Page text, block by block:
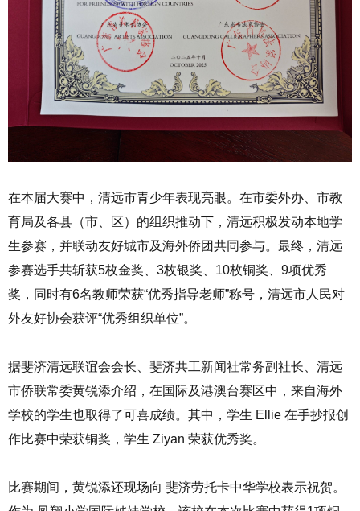
在本届大赛中，清远市青少年表现亮眼。在市委外办、市教
育局及各县（市、区）的组织推动下，清远积极发动本地学
生参赛，并联动友好城市及海外侨团共同参与。最终，清远
参赛选手共斩获5枚金奖、3枚银奖、10枚铜奖、9项优秀
奖，同时有6名教师荣获“优秀指导老师”称号，清远市人民对
外友好协会获评“优秀组织单位”。
据斐济清远联谊会会长、斐济共工新闻社常务副社长、清远
市侨联常委黄锐添介绍，在国际及港澳台赛区中，来自海外
学校的学生也取得了可喜成绩。其中，学生 Ellie 在手抄报创
作比赛中荣获铜奖，学生 Ziyan 荣获优秀奖。
比赛期间，黄锐添还现场向 斐济劳托卡中华学校表示祝贺。